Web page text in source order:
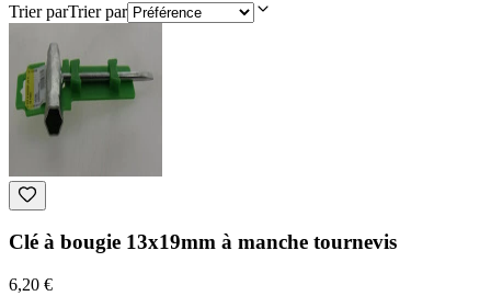
Trier parTrier par
Clé à bougie 13x19mm à manche tournevis
6,20 €